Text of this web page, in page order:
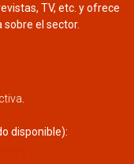
TV, etc. y ofrece
el sector.
disponible):